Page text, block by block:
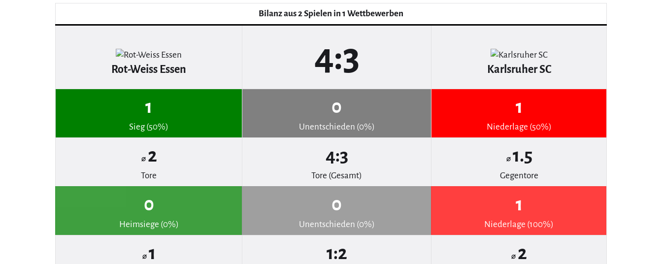
Bilanz aus 2 Spielen in 1 Wettbewerben
Rot-Weiss Essen 4:3 Karlsruher SC
1
Sieg (50%)
0
Unentschieden (0%)
1
Niederlage (50%)
⌀ 2
Tore
4:3
Tore (Gesamt)
⌀ 1.5
Gegentore
0
Heimsiege (0%)
0
Unentschieden (0%)
1
Niederlage (100%)
⌀ 1 1:2 ⌀ 2